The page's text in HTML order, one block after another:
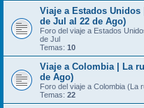
Viaje a Estados Unidos
de Jul al 22 de Ago)
Foro del viaje a Estados
de Jul
Temas: 10
Viaje a Colombia | La
de Ago)
Foro del viaje a Colombia (La
Temas: 22